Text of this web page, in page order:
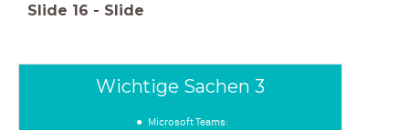
Slide 16 - Slide
Wichtige Sachen 3
Microsoft Teams: